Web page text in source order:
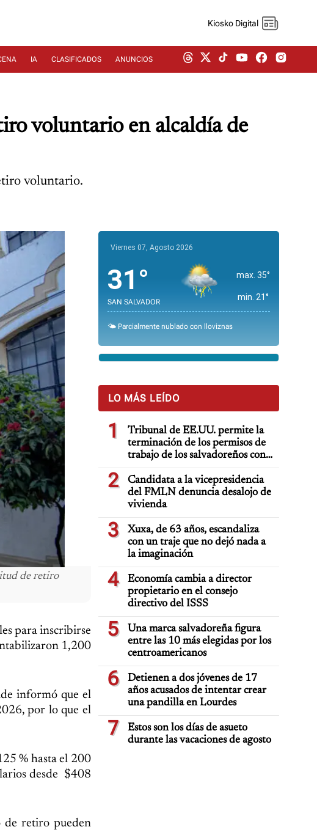
Kiosko Digital
IA CLASIFICADOS ANUNCIOS
voluntario en alcaldía de
voluntario.
de retiro
para inscribirse
1,200
informó que el
por lo que el
% hasta el 200
desde $408
de retiro pueden
Viernes 07, Agosto 2026
31°
SAN SALVADOR
max. 35°
min. 21°
🌤️ Parcialmente nublado con lloviznas
LO MÁS LEÍDO
1
Tribunal de EE.UU. permite la
terminación de los permisos de
trabajo de los salvadoreños con
TPS
2
Candidata a la vicepresidencia
del FMLN denuncia desalojo de
vivienda
3
Xuxa, de 63 años, escandaliza
con un traje que no dejó nada a
la imaginación
4
Economía cambia a director
propietario en el consejo
directivo del ISSS
5
Una marca salvadoreña figura
entre las 10 más elegidas por los
centroamericanos
6
Detienen a dos jóvenes de 17
años acusados de intentar crear
una pandilla en Lourdes
7
Estos son los días de asueto
durante las vacaciones de agosto